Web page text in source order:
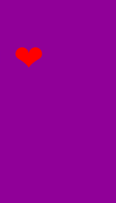
❤